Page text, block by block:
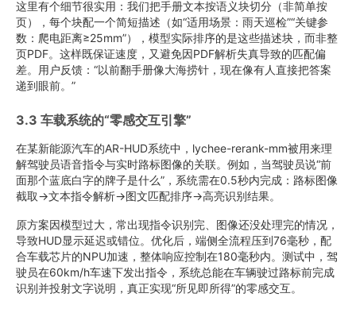
这里有个细节很实用：我们把手册文本按语义块切分（非简单按
页），每个块配一个简短描述（如“适用场景：雨天巡检”“关键参
数：爬电距离≥25mm”），模型实际排序的是这些描述块，而非整
页PDF。这样既保证速度，又避免因PDF解析失真导致的匹配偏
差。用户反馈：“以前翻手册像大海捞针，现在像有人直接把答案
递到眼前。”
3.3 车载系统的“零感交互引擎”
在某新能源汽车的AR-HUD系统中，lychee-rerank-mm被用来理
解驾驶员语音指令与实时路标图像的关联。例如，当驾驶员说“前
面那个蓝底白字的牌子是什么”，系统需在0.5秒内完成：路标图像
截取→文本指令解析→图文匹配排序→高亮识别结果。
原方案因模型过大，常出现指令识别完、图像还没处理完的情况，
导致HUD显示延迟或错位。优化后，端侧全流程压到76毫秒，配
合车载芯片的NPU加速，整体响应控制在180毫秒内。测试中，驾
驶员在60km/h车速下发出指令，系统总能在车辆驶过路标前完成
识别并投射文字说明，真正实现“所见即所得”的零感交互。